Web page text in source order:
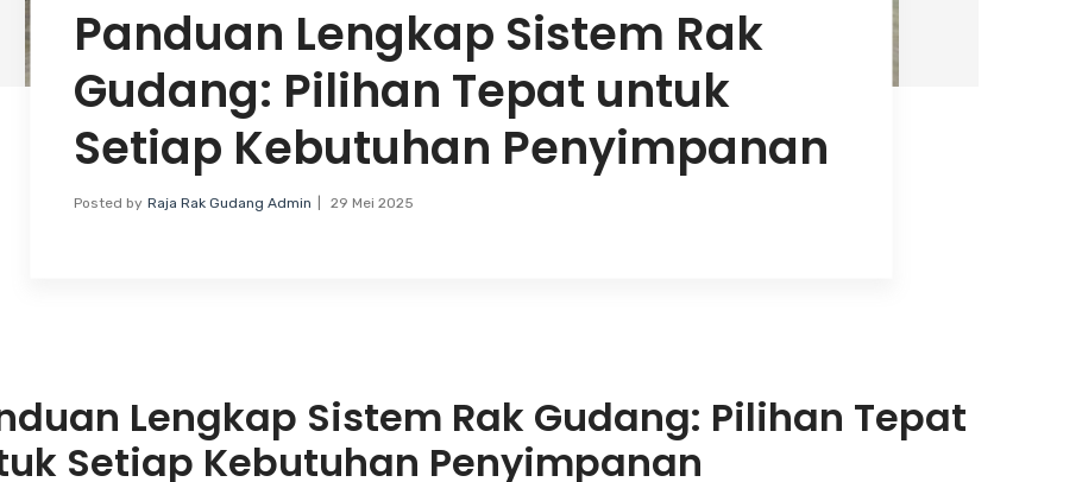
Panduan Lengkap Sistem Rak
Gudang: Pilihan Tepat untuk
Setiap Kebutuhan Penyimpanan
Posted by Raja Rak Gudang Admin 29 Mei 2025
Lengkap Sistem Rak Gudang: Pilihan Tepat
Setiap Kebutuhan Penyimpanan